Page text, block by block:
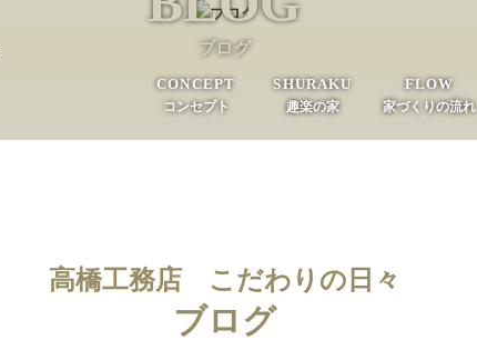
CONCEPT
コンセプト
SHURAKU
趣楽の家
FLOW
家づくりの流れ
ブログ
高橋工務店 こだわりの日々
ブログ